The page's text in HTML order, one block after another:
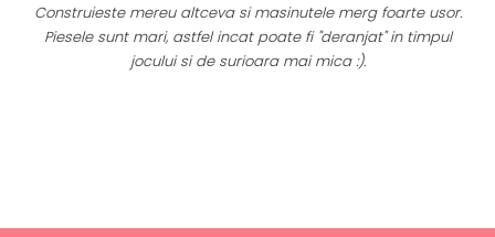
Construieste mereu altceva si masinutele merg foarte usor.
Piesele sunt mari, astfel incat poate fi "deranjat" in timpul
jocului si de surioara mai mica :).